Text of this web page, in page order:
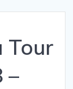
Tour
–